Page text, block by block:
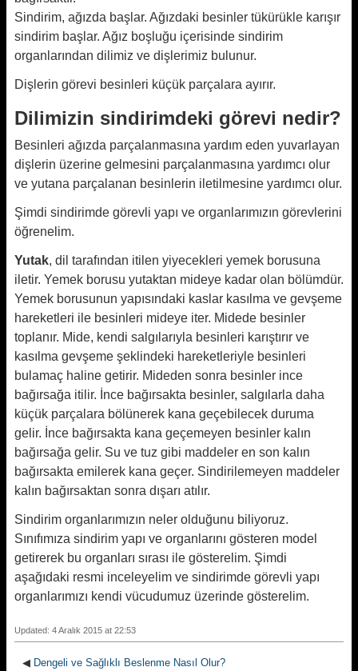
Sindirim, ağızda başlar. Ağızdaki besinler tükürükle karışır
sindirim başlar. Ağız boşluğu içerisinde sindirim
organlarından dilimiz ve dişlerimiz bulunur.
Dişlerin görevi besinleri küçük parçalara ayırır.
Dilimizin sindirimdeki görevi nedir?
Besinleri ağızda parçalanmasına yardım eden yuvarlayan
dişlerin üzerine gelmesini parçalanmasına yardımcı olur
ve yutana parçalanan besinlerin iletilmesine yardımcı olur.
Şimdi sindirimde görevli yapı ve organlarımızın görevlerini
öğrenelim.
Yutak, dil tarafından itilen yiyecekleri yemek borusuna
iletir. Yemek borusu yutaktan mideye kadar olan bölümdür.
Yemek borusunun yapısındaki kaslar kasılma ve gevşeme
hareketleri ile besinleri mideye iter. Midede besinler
toplanır. Mide, kendi salgılarıyla besinleri karıştırır ve
kasılma gevşeme şeklindeki hareketleriyle besinleri
bulamaç haline getirir. Mideden sonra besinler ince
bağırsağa itilir. İnce bağırsakta besinler, salgılarla daha
küçük parçalara bölünerek kana geçebilecek duruma
gelir. İnce bağırsakta kana geçemeyen besinler kalın
bağırsağa gelir. Su ve tuz gibi maddeler en son kalın
bağırsakta emilerek kana geçer. Sindirilemeyen maddeler
kalın bağırsaktan sonra dışarı atılır.
Sindirim organlarımızın neler olduğunu biliyoruz.
Sınıfımıza sindirim yapı ve organlarını gösteren model
getirerek bu organları sırası ile gösterelim. Şimdi
aşağıdaki resmi inceleyelim ve sindirimde görevli yapı
organlarımızı kendi vücudumuz üzerinde gösterelim.
Updated: 4 Aralık 2015 at 22:53
◀ Dengeli ve Sağlıklı Beslenme Nasıl Olur?